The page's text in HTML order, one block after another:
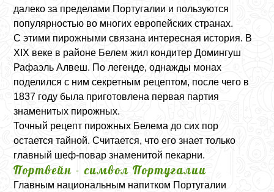
далеко за пределами Португалии и пользуются
популярностью во многих европейских странах.
С этими пирожными связана интересная история. В
XIX веке в районе Белем жил кондитер Домингуш
Рафаэль Алвеш. По легенде, однажды монах
поделился с ним секретным рецептом, после чего в
1837 году была приготовлена первая партия
знаменитых пирожных.
Точный рецепт пирожных Белема до сих пор
остается тайной. Считается, что его знает только
главный шеф-повар знаменитой пекарни.
Портвейн - символ Португалии
Главным национальным напитком Португалии